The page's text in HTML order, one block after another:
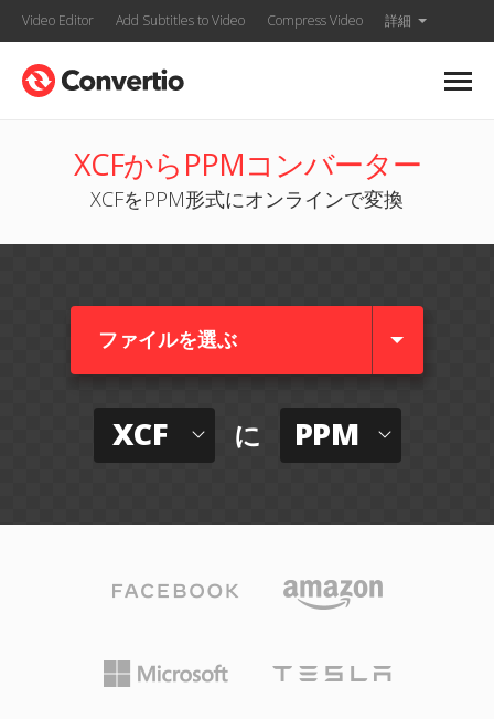
Video Editor Add Subtitles to Video Compress Video 詳細
XCFからPPMコンバーター
XCFをPPM形式にオンラインで変換
ファイルを選ぶ
XCF に PPM